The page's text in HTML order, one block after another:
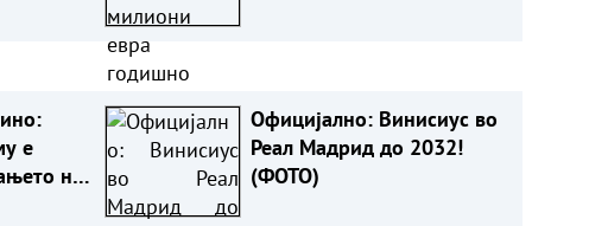
е
не
Официјално: Винисиус во
Реал Мадрид до 2032!
(ФОТО)